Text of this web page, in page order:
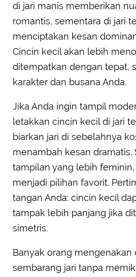
di jari manis memberikan
romantis, sementara di jari
menciptakan kesan
Cincin kecil akan lebih
ditempatkan dengan tepat,
karakter dan busana Anda.
Jika Anda ingin tampil
letakkan cincin kecil di jari
biarkan jari di sebelahnya
menambah kesan dramatis.
tampilan yang lebih
menjadi pilihan favorit.
tangan Anda: cincin kecil
tampak lebih panjang jika
simetris.
Banyak orang mengenakan
sembarang jari tanpa